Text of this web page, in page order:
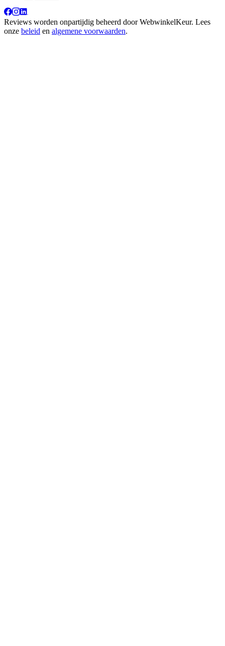
Reviews worden onpartijdig beheerd doorWebwinkelKeur. Lees
onze beleid en algemene voorwaarden.